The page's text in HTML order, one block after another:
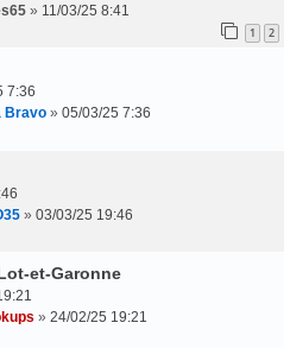
» 11/03/25 8:41
1 2
7:36
Bravo » 05/03/25 7:36
» 03/03/25 19:46
et-Garonne
» 24/02/25 19:21